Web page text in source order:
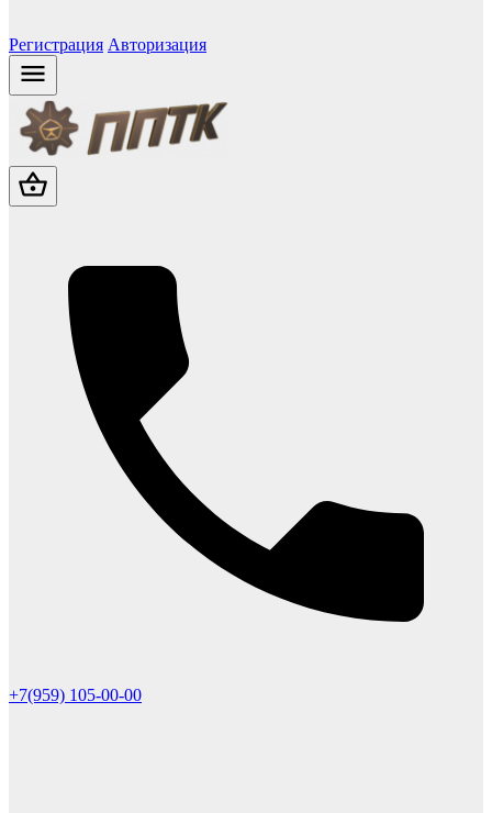
Регистрация Авторизация
+7(959) 105-00-00